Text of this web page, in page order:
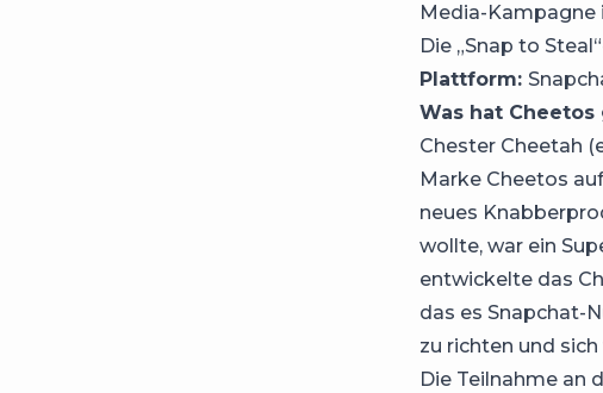
Media-Kampagne
Die „Snap to
Plattform:
Was hat Cheetos
Chester Cheetah
Marke Cheetos
neues
wollte, war ein
entwickelte das
das es Snapchat-
zu richten und
Die Teilnahme an